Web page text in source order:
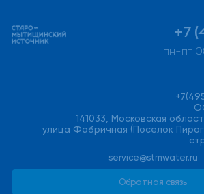
+7
пн-пт
141033, Московская
улица Фабричная (Поселок
service@stmwater.ru
Обратная связь